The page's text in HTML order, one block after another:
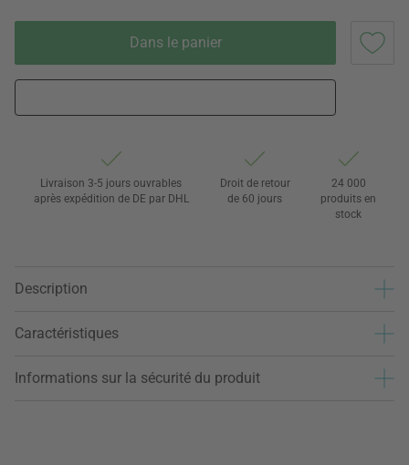
Dans le panier
Livraison 3-5 jours ouvrables
après expédition de DE par DHL
Droit de retour
de 60 jours
24 000
produits en
stock
Description
Caractéristiques
Informations sur la sécurité du produit